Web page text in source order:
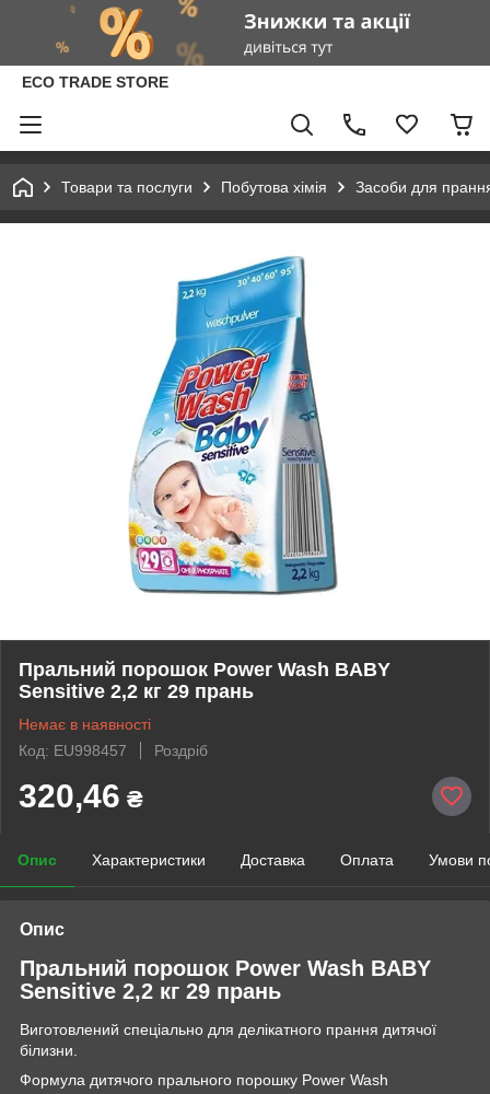
ECO TRADE STORE
Товари та послуги Побутова хімія Засоби для
Пральний порошок Power Wash BABY
Sensitive 2,2 кг 29 прань
Немає в наявності
Код: EU998457
Роздріб
320,46 ₴
Опис Характеристики Доставка Оплата Умови
Опис
Пральний порошок Power Wash BABY
Sensitive 2,2 кг 29 прань
Виготовлений спеціально для делікатного прання дитячої
білизни.
Формула дитячого прального порошку Power Wash